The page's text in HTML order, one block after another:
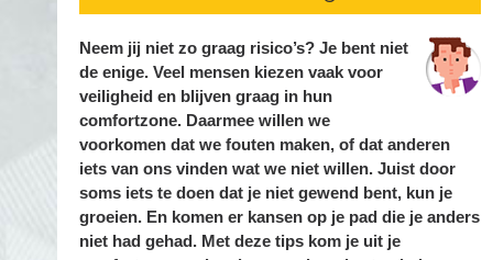
Neem jij niet zo graag risico’s? Je bent niet
de enige. Veel mensen kiezen vaak voor
veiligheid en blijven graag in hun
comfortzone. Daarmee willen we
voorkomen dat we fouten maken, of dat anderen
iets van ons vinden wat we niet willen. Juist door
soms iets te doen dat je niet gewend bent, kun je
groeien. En komen er kansen op je pad die je anders
niet had gehad. Met deze tips kom je uit je